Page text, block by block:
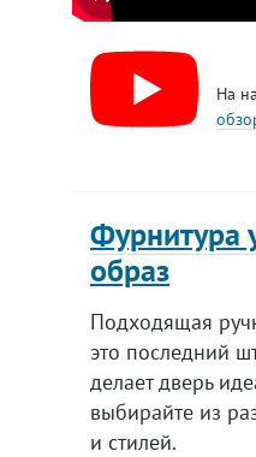
На
Фурнитура
образ
Подходящая
это последний
делает дверь
выбирайте из
и стилей.